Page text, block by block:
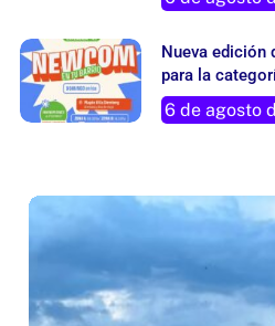
Privada
Nueva edición
para la